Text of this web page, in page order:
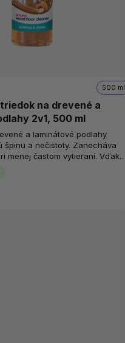
na drevené a
2v1, 500 ml
500 ml
a laminátové podlahy
špinu a nečistoty. Zanecháva
menej častom vytieraní. Vďaka
je možné...